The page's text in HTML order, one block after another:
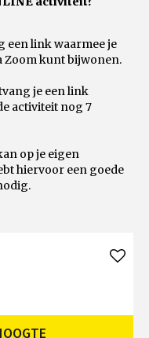
een link waarmee je
Zoom kunt bijwonen.
je een link
activiteit nog 7
op je eigen
hiervoor een goede